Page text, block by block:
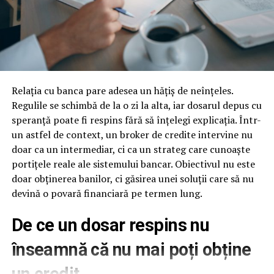
educaționale.
Cum Poate Fi Utilizat StiriDinCluj.ro?
Clujenii pot accesaStiriDinCluj.ropentru a rămâne la
curent cu cele mai recente știri locale și pentru a
descoperi evenimentele importante din oraș.
Pentru Antreprenori
Afaceri mici și mijlocii pot utiliza platforma pentru a-și
promova serviciile și produsele. Publicitatea pe
conexiune directă cu publicul clujean.
Contact
Programele de finantare dedicate agriculturii
favorizeaza adesea proiectele dezvoltate in parteneriat
sau prin forme asociative. O societate cooperativa
agricola poate oferi sprijin in identificarea
oportunitatilor de finantare, pregatirea documentatiei
si implementarea proiectelor. In plus, colaborarea
dintre membri poate creste sansele de obtinere a
finantarii pentru investitii in infrastructura, utilaje sau
tehnologii moderne.
Atunci cand ai nevoie de utilaje si echipamente
performante
Nu toate exploatatiile agricole isi permit achizitionarea
unor utilaje moderne, precum combine, tractoare de
mare capacitate sau sisteme performante de irigatii. In
cadrul unei cooperative, membrii pot utiliza in comun
echipamentele disponibile, reducand semnificativ
Relația cu banca pare adesea un hățiș de neînțeles.
Regulile se schimbă de la o zi la alta, iar dosarul depus cu
speranță poate fi respins fără să înțelegi explicația. Într-
un astfel de context, un broker de credite intervine nu
doar ca un intermediar, ci ca un strateg care cunoaște
portițele reale ale sistemului bancar. Obiectivul nu este
doar obținerea banilor, ci găsirea unei soluții care să nu
devină o povară financiară pe termen lung.
De ce un dosar respins nu
înseamnă că nu mai poți obține